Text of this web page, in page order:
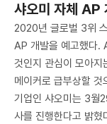
샤오미 자체 AP
2020년 글로벌 3위
AP 개발을 예고했다.
것인지 관심이 모아지
메이커로 급부상할
기업인 샤오미는 3월
사를 진행한다고 밝혔